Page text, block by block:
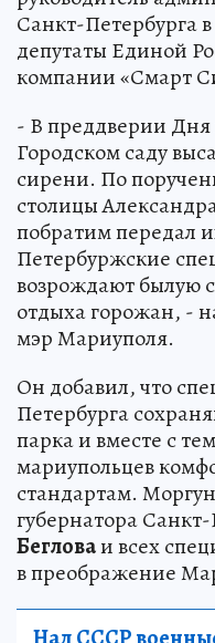
Санкт-Петербурга
депутаты Единой
компании «Смарт
- В преддверии Дня
Городском саду
сирени. По
столицы
побратим передал
Петербуржские
возрождают былую
отдыха горожан, -
мэр Мариуполя.
Он добавил, что
Петербурга
парка и вместе с
мариупольцев
стандартам.
губернатора
Бегловаи всех
в преображение